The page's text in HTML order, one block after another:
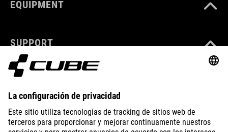
EQUIPMENT
SUPPORT
ABOUT US
EXPLORE